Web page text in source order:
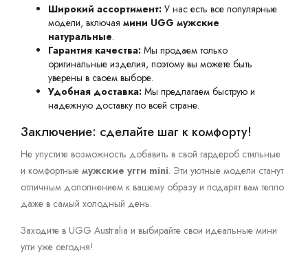
Широкий ассортимент: У нас есть все популярные
модели, включая мини UGG мужские
натуральные.
Гарантия качества: Мы продаем только
оригинальные изделия, поэтому вы можете быть
уверены в своем выборе.
Удобная доставка: Мы предлагаем быструю и
надежную доставку по всей стране.
Заключение: сделайте шаг к комфорту!
Не упустите возможность добавить в свой гардероб стильные
и комфортные мужские угги mini. Эти уютные модели станут
отличным дополнением к вашему образу и подарят вам тепло
даже в самый холодный день.
Заходите в UGG Australia и выбирайте свои идеальные мини
угги уже сегодня!